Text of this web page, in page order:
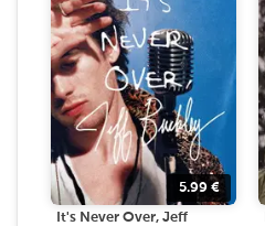
5.99 €
It's Never Over, Jeff